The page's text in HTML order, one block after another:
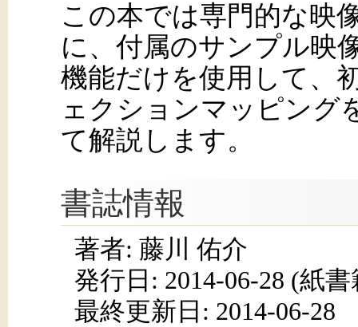
この本では専門的な映
に、付属のサンプル映
機能だけを使用して、
ェクションマッピング
て解説します。
書誌情報
著者: 藤川 佑介
発行日: 2014-06-28 (紙書
最終更新日: 2014-06-28